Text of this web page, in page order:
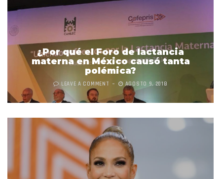
¿Por qué el Foro de lactancia
materna en México causó tanta
polémica?
LEAVE A COMMENT AGOSTO 9, 2018